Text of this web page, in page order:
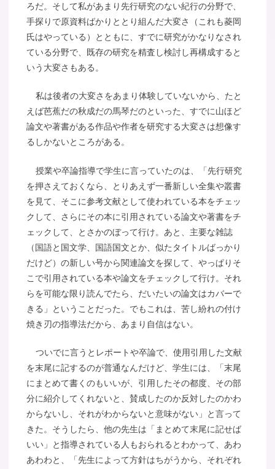
ろだ。そして私があまり先行研究のない紀行の分野で、
手探りで原資料ばかりととり組んだ大変さ（これも菱岡
氏はやっている）とともに、すでに研究がかなりなされ
ている分野で、既存の研究を精査し検討し再構成すると
いう大変さもある。
私は後者の大変さをあまり体験していないから、たと
えば芭蕉だの秋成だの馬琴だのといった、すでに山ほど
論文や著書がある作品や作者を研究する大変さは想像す
るしかないところがある。
授業や卒論指導で学生に言っていたのは、「先行研究
を押さえておくなら、とりあえず一番新しい全集や叢書
を見て、そこに参考文献として使われている本をチェッ
クして、さらにその本に引用されている論文や著書をチ
ェックして、とさかのぼって行け。あと、主要な雑誌
（国語と国文学、国語国文とか、似たタイトルばっかり
だけど）の新しい号から関連論文を探して、やっぱりそ
こで引用されている本や論文をチェックして行け。それ
らを可能な限り読んでたら、だいたいの論文はカバーで
きる」ということだった。でもこれは、苦し紛れの付け
焼き刃の指導法だから、あまり自信はない。
ついでに言うとレポートや卒論で、使用引用した文献
を末尾に記するのが普通なんだけど、学生には、「末尾
にまとめて書くのもいいが、引用したその都度、その部
分に紹介してくれないと、賛成したのか反対したのかわ
からないし、それがわからないと意味がない」と言って
きた。そうしたら、他の先生は「まとめて末尾に記せば
いい」と指導されている人もおられるとわかって、あわ
あわわと、「先生によって方針はちがうから、それぞれ